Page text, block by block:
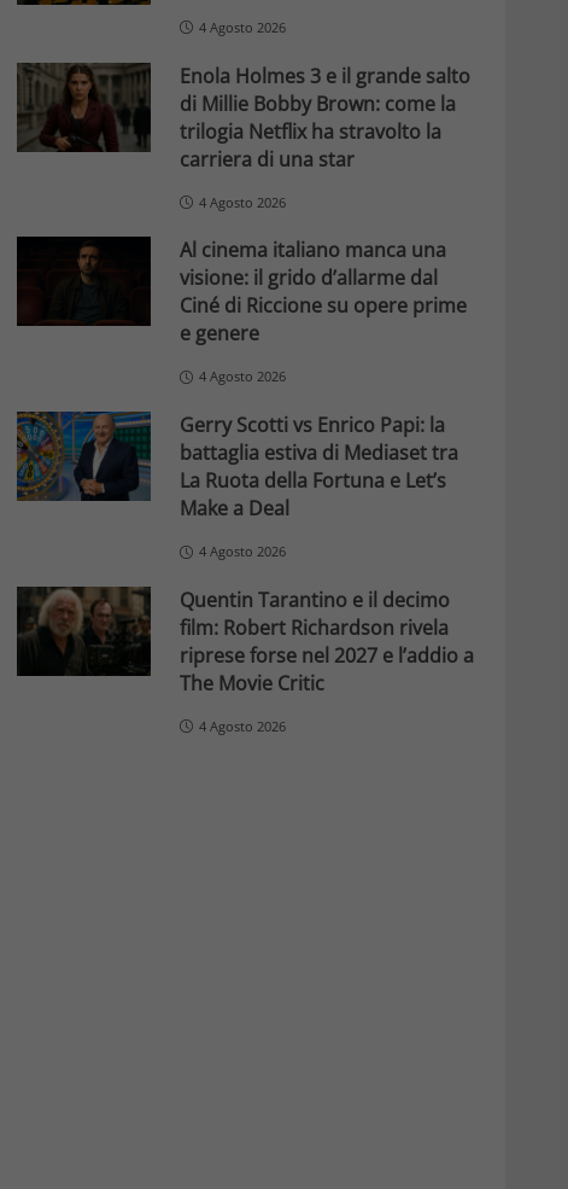
4 Agosto 2026
Enola Holmes 3 e il grande salto
di Millie Bobby Brown: come la
trilogia Netflix ha stravolto la
carriera di una star
4 Agosto 2026
Al cinema italiano manca una
visione: il grido d’allarme dal
Ciné di Riccione su opere prime
e genere
4 Agosto 2026
Gerry Scotti vs Enrico Papi: la
battaglia estiva di Mediaset tra
La Ruota della Fortuna e Let’s
Make a Deal
4 Agosto 2026
Quentin Tarantino e il decimo
film: Robert Richardson rivela
riprese forse nel 2027 e l’addio a
The Movie Critic
4 Agosto 2026